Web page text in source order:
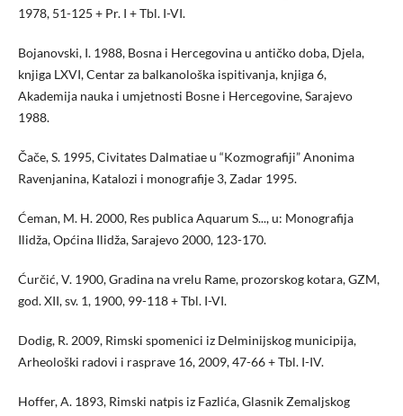
1978, 51-125 + Pr. I + Tbl. I-VI.
Bojanovski, I. 1988, Bosna i Hercegovina u antičko doba, Djela,
knjiga LXVI, Centar za balkanološka ispitivanja, knjiga 6,
Akademija nauka i umjetnosti Bosne i Hercegovine, Sarajevo
1988.
Čače, S. 1995, Civitates Dalmatiae u “Kozmografiji” Anonima
Ravenjanina, Katalozi i monografije 3, Zadar 1995.
Ćeman, M. H. 2000, Res publica Aquarum S..., u: Monografija
Ilidža, Općina Ilidža, Sarajevo 2000, 123-170.
Ćurčić, V. 1900, Gradina na vrelu Rame, prozorskog kotara, GZM,
god. XII, sv. 1, 1900, 99-118 + Tbl. I-VI.
Dodig, R. 2009, Rimski spomenici iz Delminijskog municipija,
Arheološki radovi i rasprave 16, 2009, 47-66 + Tbl. I-IV.
Hoffer, A. 1893, Rimski natpis iz Fazlića, Glasnik Zemaljskog